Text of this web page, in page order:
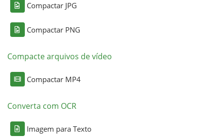
Compactar JPG
Compactar PNG
Compacte arquivos de vídeo
Compactar MP4
Converta com OCR
Imagem para Texto